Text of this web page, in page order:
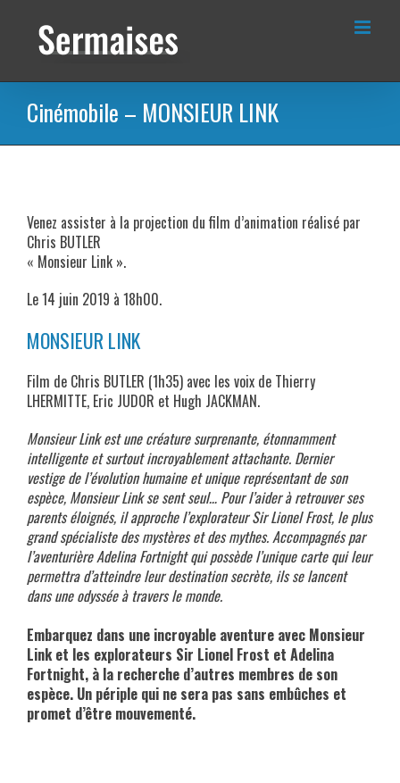
contenu
Cinémobile – MONSIEUR LINK
Venez assister à la projection du film d’animation réalisé par
Chris BUTLER
« Monsieur Link ».
Le 14 juin 2019 à 18h00.
MONSIEUR LINK
Film de Chris BUTLER (1h35) avec les voix de Thierry
LHERMITTE, Eric JUDOR et Hugh JACKMAN.
Monsieur Link est une créature surprenante, étonnamment
intelligente et surtout incroyablement attachante. Dernier
vestige de l’évolution humaine et unique représentant de son
espèce, Monsieur Link se sent seul… Pour l’aider à retrouver ses
parents éloignés, il approche l’explorateur Sir Lionel Frost, le plus
grand spécialiste des mystères et des mythes. Accompagnés par
l’aventurière Adelina Fortnight qui possède l’unique carte qui leur
permettra d’atteindre leur destination secrète, ils se lancent
dans une odyssée à travers le monde.
Embarquez dans une incroyable aventure avec Monsieur
Link et les explorateurs Sir Lionel Frost et Adelina
Fortnight, à la recherche d’autres membres de son
espèce. Un périple qui ne sera pas sans embûches et
promet d’être mouvementé.